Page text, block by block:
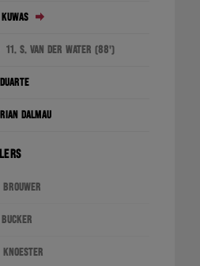
Kuwas
11. S. van der Water (88')
Duarte
Dalmau
Brouwer
Bucker
Knoester